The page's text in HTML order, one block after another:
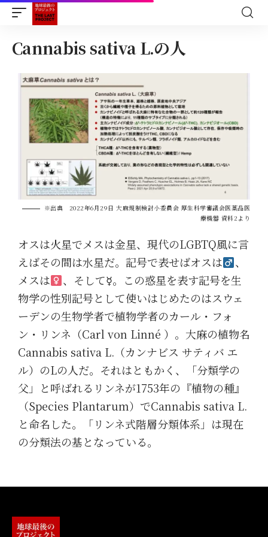
Cannabis sativa L.の人
※出典 2022年6月29日 大麻規制検討小委員会 厚生科学審議会医薬品医
療機器 資料2より
オスは火星でメスは金星、現代のLGBTQ風に言
えばその間は水星だ。記号で表せばオスは
、
メスは
、そして☿。この惑星を表す記号を生
物学の性別記号として使いはじめたのはスウェ
ーデンの生物学者で植物学者のカール・フォ
ン・リンネ（Carl von Linné ）。大麻の植物名
Cannabis sativa L.（カンナビス サティバ エ
ル）のLの人だ。それはともかく、「分類学の
父」と呼ばれるリンネが1753年の『植物の種』
（Species Plantarum）でCannabis sativa L.
と命名した。「リンネ式階層分類体系」は現在
の分類法の基となっている。